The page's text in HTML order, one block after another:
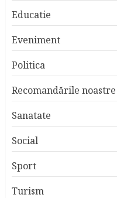
Educatie
Eveniment
Politica
Recomandările noastre
Sanatate
Social
Sport
Turism